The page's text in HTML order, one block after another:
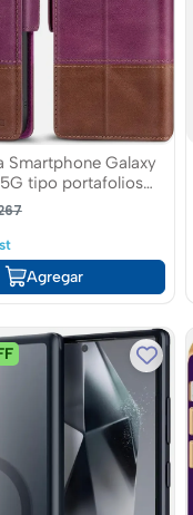
Smartphone Galaxy
tipo portafolios
S23 plus 5G
Agregar